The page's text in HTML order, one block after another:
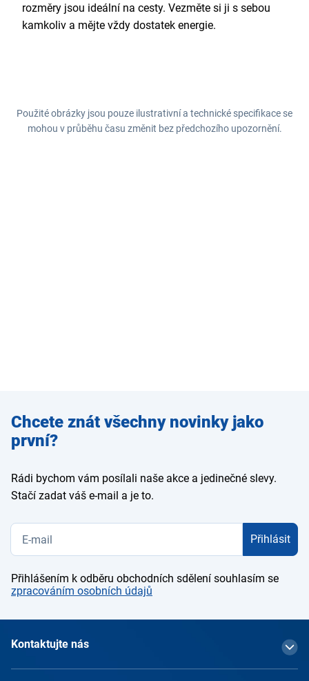
rozměry jsou ideální na cesty. Vezměte si ji s sebou
kamkoliv a mějte vždy dostatek energie.
Použité obrázky jsou pouze ilustrativní a technické specifikace se
mohou v průběhu času změnit bez předchozího upozornění.
Zadejte
e-mail
Chcete znát všechny novinky jako
první?
Rádi bychom vám posílali naše akce a jedinečné slevy.
Stačí zadat váš e-mail a je to.
Přihlásit
Přihlášením k odběru obchodních sdělení souhlasím se
zpracováním osobních údajů
Kontaktujte nás